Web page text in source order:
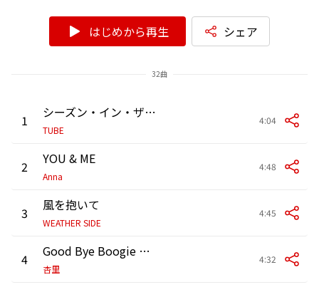
はじめから再生 シェア
32曲
1 シーズン・イン・ザ・サン
TUBE
4:04
2 YOU & ME
Anna
4:48
3 風を抱いて
WEATHER SIDE
4:45
4 Good Bye Boogie Dance
杏里
4:32